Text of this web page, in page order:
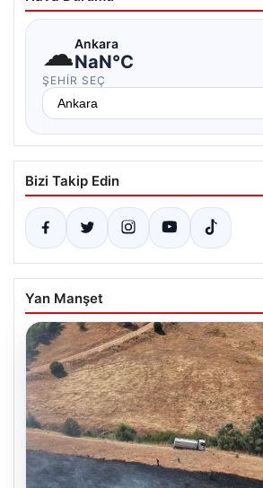
☁Ankara
NaN°C
ŞEHIR SEÇ
Bizi Takip Edin
Yan Manşet